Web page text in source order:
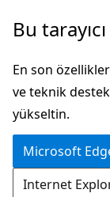
Ana
atla
Bu
En son
ve teknik
yükseltin.
Microsoft
Internet